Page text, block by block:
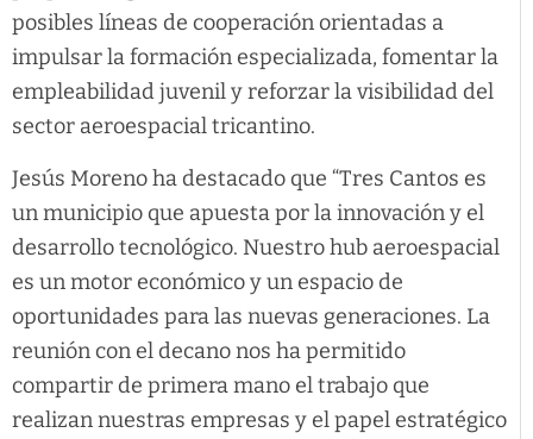
posibles líneas de cooperación orientadas a
impulsar la formación especializada, fomentar la
empleabilidad juvenil y reforzar la visibilidad del
sector aeroespacial tricantino.
Jesús Moreno ha destacado que “Tres Cantos es
un municipio que apuesta por la innovación y el
desarrollo tecnológico. Nuestro hub aeroespacial
es un motor económico y un espacio de
oportunidades para las nuevas generaciones. La
reunión con el decano nos ha permitido
compartir de primera mano el trabajo que
realizan nuestras empresas y el papel estratégico